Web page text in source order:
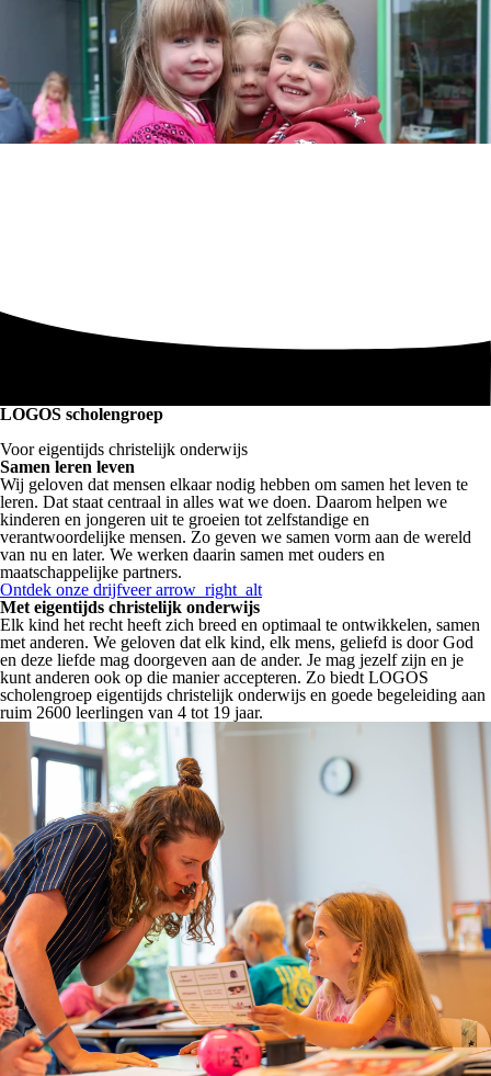
LOGOS scholengroep
Bekijk video
Voor eigentijds christelijk onderwijs
Samen leren leven
Wij geloven dat mensen elkaar nodig hebben om samen het leven te
leren. Dat staat centraal in alles wat we doen. Daarom helpen we
kinderen en jongeren uit te groeien tot zelfstandige en
verantwoordelijke mensen. Zo geven we samen vorm aan de wereld
van nu en later. We werken daarin samen met ouders en
maatschappelijke partners.
Ontdek onze drijfveer arrow_right_alt
Met eigentijds christelijk onderwijs
Elk kind het recht heeft zich breed en optimaal te ontwikkelen, samen
met anderen. We geloven dat elk kind, elk mens, geliefd is door God
en deze liefde mag doorgeven aan de ander. Je mag jezelf zijn en je
kunt anderen ook op die manier accepteren. Zo biedt LOGOS
scholengroep eigentijds christelijk onderwijs en goede begeleiding aan
ruim 2600 leerlingen van 4 tot 19 jaar.